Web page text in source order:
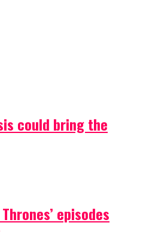
could bring the
episodes